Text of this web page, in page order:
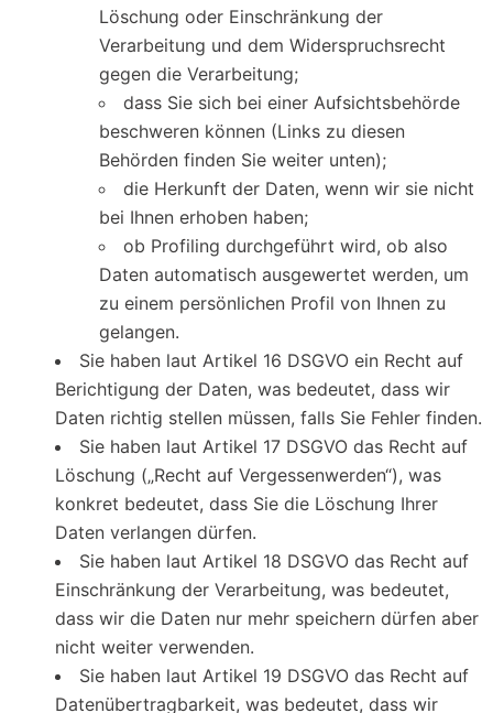
Löschung oder Einschränkung der
Verarbeitung und dem Widerspruchsrecht
gegen die Verarbeitung;
dass Sie sich bei einer Aufsichtsbehörde
beschweren können (Links zu diesen
Behörden finden Sie weiter unten);
die Herkunft der Daten, wenn wir sie nicht
bei Ihnen erhoben haben;
ob Profiling durchgeführt wird, ob also
Daten automatisch ausgewertet werden, um
zu einem persönlichen Profil von Ihnen zu
gelangen.
Sie haben laut Artikel 16 DSGVO ein Recht auf
Berichtigung der Daten, was bedeutet, dass wir
Daten richtig stellen müssen, falls Sie Fehler finden.
Sie haben laut Artikel 17 DSGVO das Recht auf
Löschung („Recht auf Vergessenwerden“), was
konkret bedeutet, dass Sie die Löschung Ihrer
Daten verlangen dürfen.
Sie haben laut Artikel 18 DSGVO das Recht auf
Einschränkung der Verarbeitung, was bedeutet,
dass wir die Daten nur mehr speichern dürfen aber
nicht weiter verwenden.
Sie haben laut Artikel 19 DSGVO das Recht auf
Datenübertragbarkeit, was bedeutet, dass wir